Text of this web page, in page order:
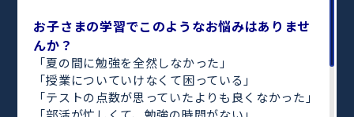
お子さまの学習でこのようなお悩みはありませ
んか？
「夏の間に勉強を全然しなかった」
「授業についていけなくて困っている」
「テストの点数が思っていたよりも良くなかった」